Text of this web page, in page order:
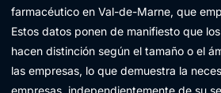
farmacéutico en Val-de-Marne, que
Estos datos ponen de manifiesto que
hacen distinción según el tamaño o el
las empresas, lo que demuestra la